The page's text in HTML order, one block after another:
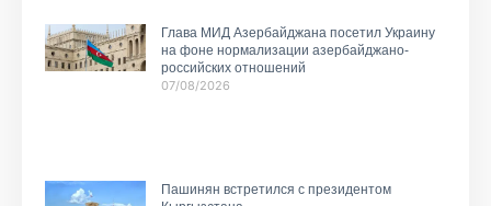
Глава МИД Азербайджана посетил Украину
на фоне нормализации азербайджано-
российских отношений
07/08/2026
Пашинян встретился с президентом